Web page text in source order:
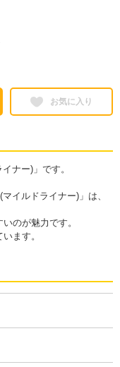
お気に入り
ナー)」です。
イルドライナー)」は、
のが魅力です。
ます。